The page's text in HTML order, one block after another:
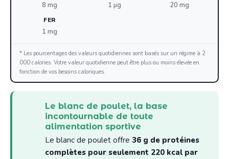
8 mg 1 µg 20 mg
FER
1 mg
* Les pourcentages des valeurs quotidiennes sont basés sur un régime à 2
000 calories. Votre valeur quotidienne peut être plus ou moins élevée en
fonction de vos besoins caloriques.
Le blanc de poulet, la base
incontournable de toute
alimentation sportive
Le blanc de poulet offre 36 g de protéines
complètes pour seulement 220 kcal par